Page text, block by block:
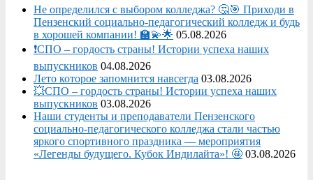
Не определился с выбором колледжа? 🤔🎯 Приходи в
Пензенский социально-педагогический колледж и будь
в хорошей компании! 🏫💫🌟 05.08.2026
❗СПО – гордость страны! Истории успеха наших
выпускников 04.08.2026
Лето которое запомнится навсегда 03.08.2026
💥СПО – гордость страны! Истории успеха наших
выпускников 03.08.2026
Наши студенты и преподаватели Пензенского
социально‑педагогического колледжа стали частью
яркого спортивного праздника — мероприятия
«Легенды будущего. Кубок Индилайта»! 🤩 03.08.2026